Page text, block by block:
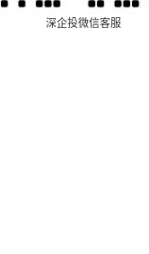
深企投微信客服